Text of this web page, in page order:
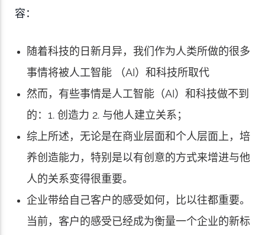
容：
随着科技的日新月异，我们作为人类所做的很多
事情将被人工智能 （AI）和科技所取代
然而，有些事情是人工智能（AI）和科技做不到
的：1. 创造力 2. 与他人建立关系；
综上所述，无论是在商业层面和个人层面上，培
养创造能力，特别是以有创意的方式来增进与他
人的关系变得很重要。
企业带给自己客户的感受如何，比以往都重要。
当前，客户的感受已经成为衡量一个企业的新标